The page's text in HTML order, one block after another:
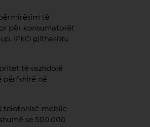
të
për konsumatorët
IPKO gjithashtu
të vazhdojë
përfshirë në
telefonisë mobile
se 500.000